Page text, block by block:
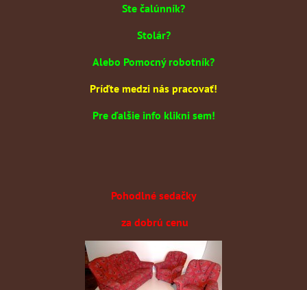
Ste čalúnník?
Stolár?
Alebo Pomocný robotník?
Príďte medzi nás pracovať!
Pre ďalšie info klikni sem!
Pohodlné sedačky
za dobrú cenu